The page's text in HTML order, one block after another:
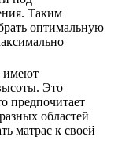
Таким
оптимальную
имеют
Это
предпочитает
областей
матрас к своей